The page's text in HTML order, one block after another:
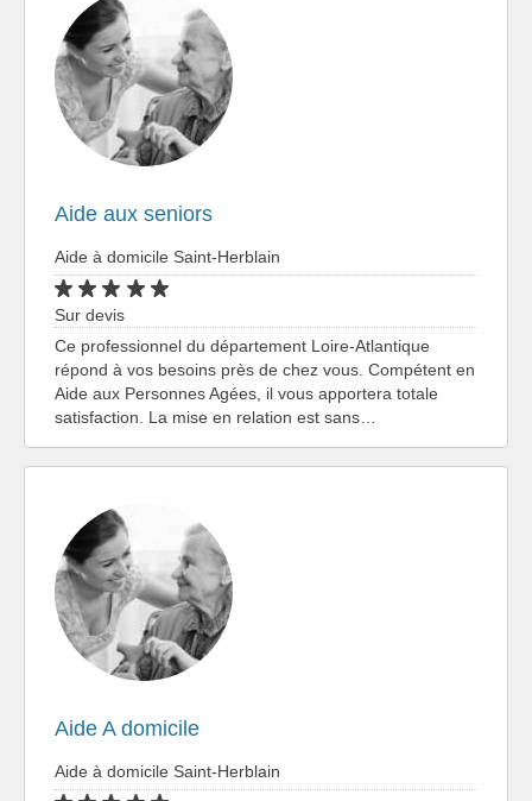
Aide aux seniors
Aide à domicile Saint-Herblain
Sur devis
Ce professionnel du département Loire-Atlantique
répond à vos besoins près de chez vous. Compétent en
Aide aux Personnes Agées, il vous apportera totale
satisfaction. La mise en relation est sans…
Aide A domicile
Aide à domicile Saint-Herblain